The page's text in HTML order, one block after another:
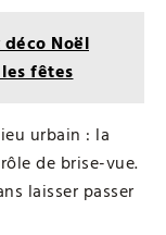
déco Noël
fêtes
urbain : la
de brise-vue.
laisser passer